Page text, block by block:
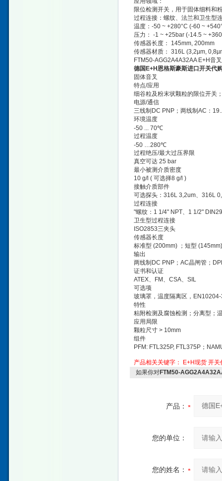
限位检测开关，用于固体细料和
过程连接：螺纹、法兰和卫生型
温度：-50 ~ +280°C (-60 ~
压力： -1 ~ +25bar (-14.5 ~
传感器长度： 145mm, 200mm
传感器材质： 316L (3,2µm,
FTM50-AGG2A4A32AA E+H音
德国E+H恩格斯豪斯进口开关代
固体音叉
特点/应用
细谷粒及粉末状颗粒的限位开关
电源/通信
三线制DC PNP；两线制AC：
环境温度
-50 ... 70℃
过程温度
-50 …280℃
过程绝压/最大过压界限
真空可达 25 bar
最小被测介质密度
10 g/l ( 可选择8 g/l )
接触介质部件
可选探头：316L 3,2um、316L
过程连接
"螺纹：1 1/4" NPT、1 1/2"
卫生型过程连接
ISO2853三夹头
传感器长度
标准型 (200mm) ；短型
输出
两线制DC PNP；AC晶闸管；
证书和认证
ATEX、FM、CSA、SIL
可选项
玻璃罩，温度隔离区，
特性
粘附检测及腐蚀检测；分离型；
应用局限
颗粒尺寸 > 10mm
组件
PFM: FTL325P, FTL375P；
产品相关关键字： E+H现货 开关
如果你对FTM50-
产品：
您的单位：
您的姓名：